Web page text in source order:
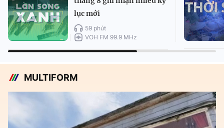
lục mới
59 phút
VOH FM 99.9 MHz
MULTIFORM